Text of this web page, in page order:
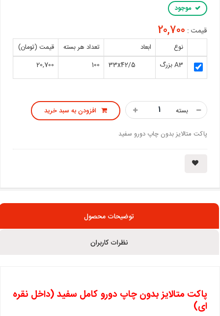
موجود
قیمت : 20,700
نوع ابعاد تعداد هر بسته
قیمت (تومان)
A3 بزرگ
33x42/5
100
20,700
بسته افزودن به سبد خرید
پاکت متالایز بدون چاپ دورو سفید
توضیحات محصول
نظرات کاربران
پاکت متالایز بدون چاپ دورو کامل سفید (داخل نقره
ای)